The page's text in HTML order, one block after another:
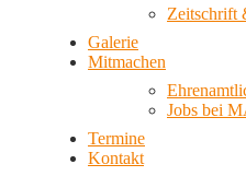
Zeitschrift
Galerie
Mitmachen
Jobs bei
Termine
Kontakt